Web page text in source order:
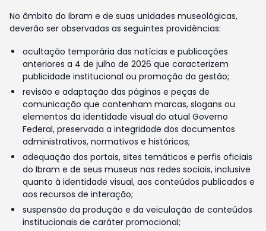
No âmbito do Ibram e de suas unidades museológicas,
deverão ser observadas as seguintes providências:
ocultação temporária das notícias e publicações
anteriores a 4 de julho de 2026 que caracterizem
publicidade institucional ou promoção da gestão;
revisão e adaptação das páginas e peças de
comunicação que contenham marcas, slogans ou
elementos da identidade visual do atual Governo
Federal, preservada a integridade dos documentos
administrativos, normativos e históricos;
adequação dos portais, sites temáticos e perfis oficiais
do Ibram e de seus museus nas redes sociais, inclusive
quanto à identidade visual, aos conteúdos publicados e
aos recursos de interação;
suspensão da produção e da veiculação de conteúdos
institucionais de caráter promocional;